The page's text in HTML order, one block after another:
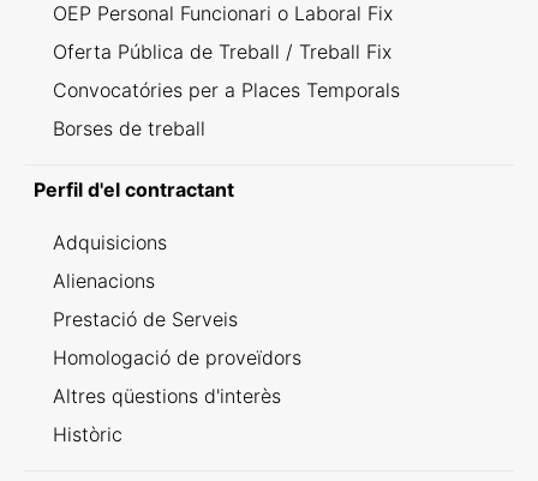
OEP Personal Funcionari o Laboral Fix
Oferta Pública de Treball / Treball Fix
Convocatóries per a Places Temporals
Borses de treball
Perfil d'el contractant
Adquisicions
Alienacions
Prestació de Serveis
Homologació de proveïdors
Altres qüestions d'interès
Històric